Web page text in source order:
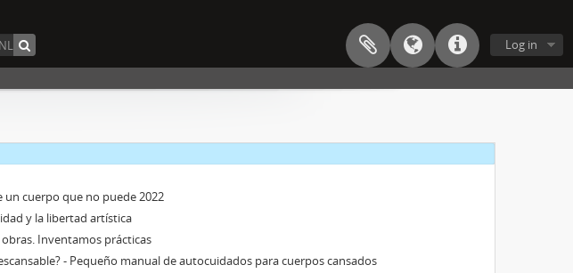
Log in
un cuerpo que no puede 2022
y la libertad artística
Inventamos prácticas
- Pequeño manual de autocuidados para cuerpos cansados